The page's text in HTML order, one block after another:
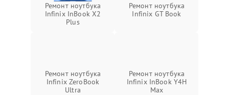
Ремонт ноутбука
Infinix InBook X2
Plus
Ремонт ноутбука
Infinix GT Book
Ремонт ноутбука
Infinix ZeroBook
Ultra
Ремонт ноутбука
Infinix InBook Y4H
Max